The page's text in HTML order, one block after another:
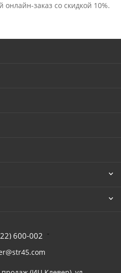
заказ со скидкой 10%.
600-002